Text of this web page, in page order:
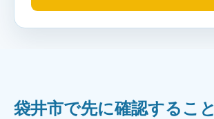
袋井市で先に確認すること